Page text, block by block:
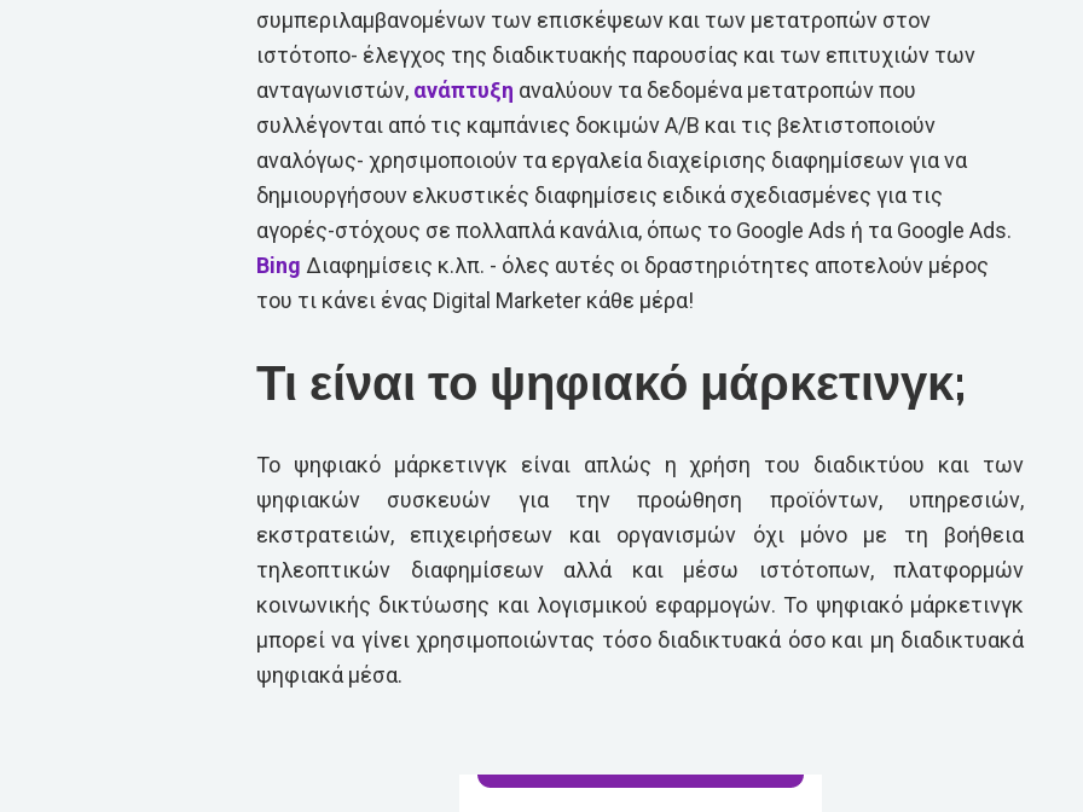
συμπεριλαμβανομένων των επισκέψεων και των μετατροπών στον
ιστότοπο- έλεγχος της διαδικτυακής παρουσίας και των επιτυχιών των
ανταγωνιστών, ανάπτυξη αναλύουν τα δεδομένα μετατροπών που
συλλέγονται από τις καμπάνιες δοκιμών A/B και τις βελτιστοποιούν
αναλόγως- χρησιμοποιούν τα εργαλεία διαχείρισης διαφημίσεων για να
δημιουργήσουν ελκυστικές διαφημίσεις ειδικά σχεδιασμένες για τις
αγορές-στόχους σε πολλαπλά κανάλια, όπως το Google Ads ή τα Google Ads.
Bing Διαφημίσεις κ.λπ. - όλες αυτές οι δραστηριότητες αποτελούν μέρος
του τι κάνει ένας Digital Marketer κάθε μέρα!
Τι είναι το ψηφιακό μάρκετινγκ;
Το ψηφιακό μάρκετινγκ είναι απλώς η χρήση του διαδικτύου και των
ψηφιακών συσκευών για την προώθηση προϊόντων, υπηρεσιών,
εκστρατειών, επιχειρήσεων και οργανισμών όχι μόνο με τη βοήθεια
τηλεοπτικών διαφημίσεων αλλά και μέσω ιστότοπων, πλατφορμών
κοινωνικής δικτύωσης και λογισμικού εφαρμογών. Το ψηφιακό μάρκετινγκ
μπορεί να γίνει χρησιμοποιώντας τόσο διαδικτυακά όσο και μη διαδικτυακά
ψηφιακά μέσα.